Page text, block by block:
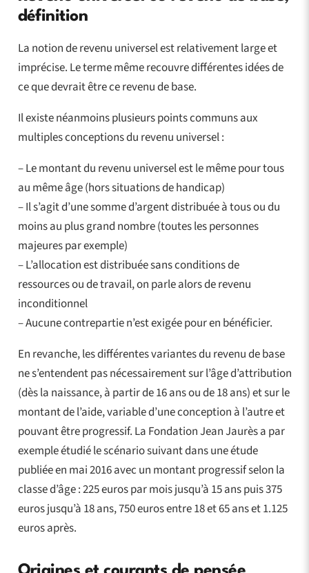
définition
La notion de revenu universel est relativement large et
imprécise. Le terme même recouvre différentes idées de
ce que devrait être ce revenu de base.
Il existe néanmoins plusieurs points communs aux
multiples conceptions du revenu universel :
– Le montant du revenu universel est le même pour tous
au même âge (hors situations de handicap)
– Il s’agit d’une somme d’argent distribuée à tous ou du
moins au plus grand nombre (toutes les personnes
majeures par exemple)
– L’allocation est distribuée sans conditions de
ressources ou de travail, on parle alors de revenu
inconditionnel
– Aucune contrepartie n’est exigée pour en bénéficier.
En revanche, les différentes variantes du revenu de base
ne s’entendent pas nécessairement sur l’âge d’attribution
(dès la naissance, à partir de 16 ans ou de 18 ans) et sur le
montant de l’aide, variable d’une conception à l’autre et
pouvant être progressif. La Fondation Jean Jaurès a par
exemple étudié le scénario suivant dans une étude
publiée en mai 2016 avec un montant progressif selon la
classe d’âge : 225 euros par mois jusqu’à 15 ans puis 375
euros jusqu’à 18 ans, 750 euros entre 18 et 65 ans et 1.125
euros après.